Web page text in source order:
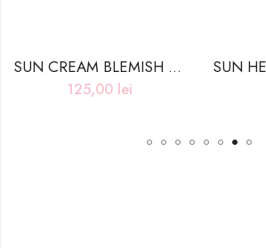
SUN CREAM BLEMISH CICA – 50g
125,00 lei